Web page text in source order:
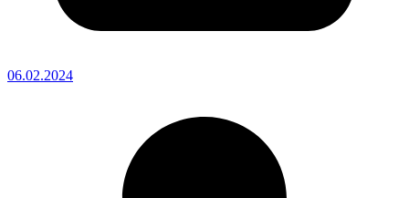
06.02.2024